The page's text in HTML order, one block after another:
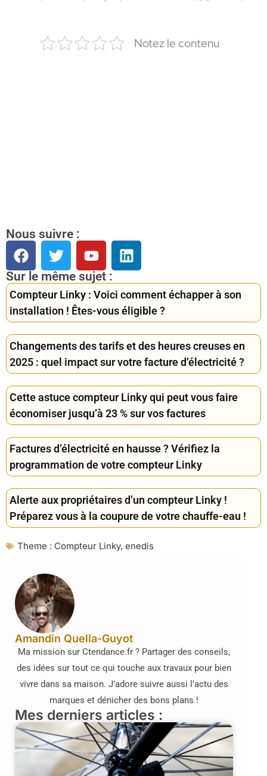
Notez le contenu
Nous suivre :
Sur le même sujet :
Compteur Linky : Voici comment échapper à son
installation ! Êtes-vous éligible ?
Changements des tarifs et des heures creuses en
2025 : quel impact sur votre facture d’électricité ?
Cette astuce compteur Linky qui peut vous faire
économiser jusqu’à 23 % sur vos factures
Factures d’électricité en hausse ? Vérifiez la
programmation de votre compteur Linky
Alerte aux propriétaires d’un compteur Linky !
Préparez vous à la coupure de votre chauffe-eau !
Theme : Compteur Linky, enedis
Amandin Quella-Guyot
Ma mission sur Ctendance.fr ? Partager des conseils,
des idées sur tout ce qui touche aux travaux pour bien
vivre dans sa maison. J’adore suivre aussi l’actu des
marques et dénicher des bons plans !
Mes derniers articles :